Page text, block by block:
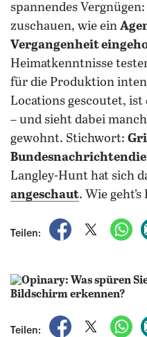
spannendes
zuschauen, wie ein
Vergangenheit
Heimatkenntnisse
für die Produktion
Locations gescoutet, ist
– und sieht dabei
gewohnt. Stichwort:
Langley-Hunt hat sich
angeschaut. Wie geht’s
Teilen:
auf Facebook
auf X
Teilen:
auf Facebook
auf X